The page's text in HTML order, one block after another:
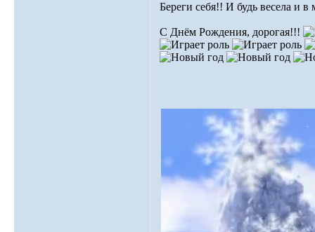
Береги себя!! И будь весела и
С Днём Рождения, дорогая!!!